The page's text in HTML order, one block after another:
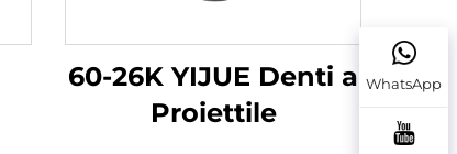
60-26K YIJUE Denti a
Proiettile
WhatsApp